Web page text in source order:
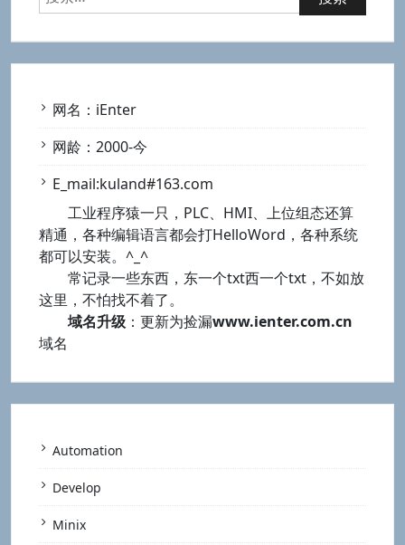
索：
网名：iEnter
网龄：2000-今
E_mail:kuland#163.com
工业程序猿一只，PLC、HMI、上位组态还算
精通，各种编辑语言都会打HelloWord，各种系统
都可以安装。^_^
常记录一些东西，东一个txt西一个txt，不如放
这里，不怕找不着了。
域名升级 ：更新为捡漏www.ienter.com.cn
域名
Automation
Develop
Minix